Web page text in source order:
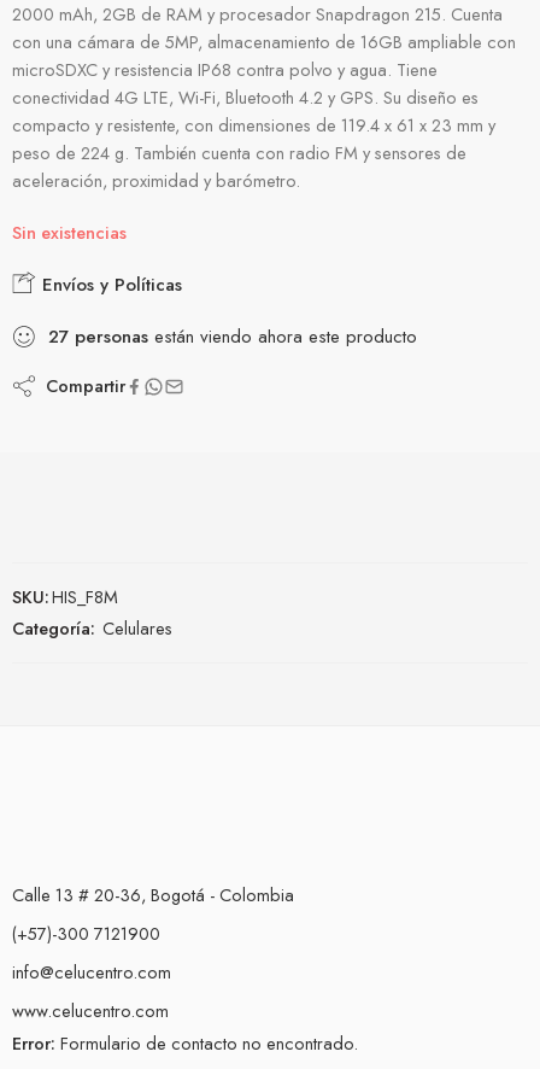
2000 mAh, 2GB de RAM y procesador Snapdragon 215. Cuenta
con una cámara de 5MP, almacenamiento de 16GB ampliable con
microSDXC y resistencia IP68 contra polvo y agua. Tiene
conectividad 4G LTE, Wi-Fi, Bluetooth 4.2 y GPS. Su diseño es
compacto y resistente, con dimensiones de 119.4 x 61 x 23 mm y
peso de 224 g. También cuenta con radio FM y sensores de
aceleración, proximidad y barómetro.
Sin existencias
Envíos y Políticas
27 personas están viendo ahora este producto
Compartir
SKU:HIS_F8M
Categoría: Celulares
Calle 13 # 20-36, Bogotá - Colombia
(+57)-300 7121900
info@celucentro.com
www.celucentro.com
Error: Formulario de contacto no encontrado.